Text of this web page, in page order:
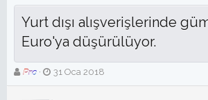
Yurt dışı alışverişlerinde
Euro'ya düşürülüyor.
K
o
Pro
B
a
31 Oca 2018